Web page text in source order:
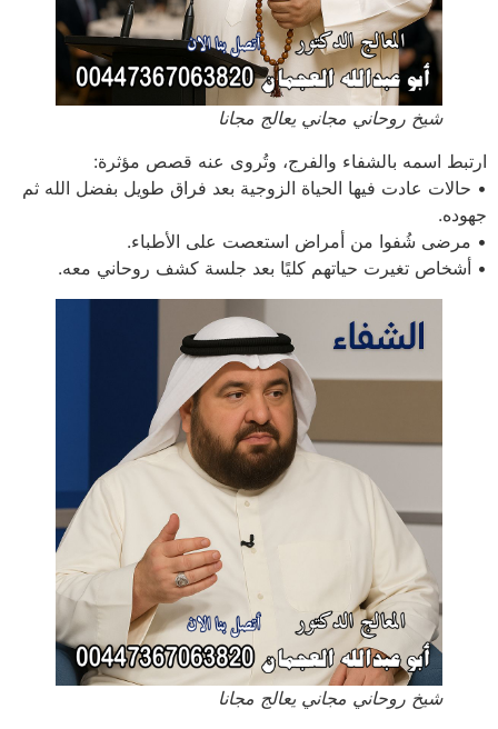
شيخ روحاني مجاني يعالج مجانا
ارتبط اسمه بالشفاء والفرج، وتُروى عنه قصص مؤثرة:
• حالات عادت فيها الحياة الزوجية بعد فراق طويل بفضل الله ثم
جهوده.
• مرضى شُفوا من أمراض استعصت على الأطباء.
• أشخاص تغيرت حياتهم كليًا بعد جلسة كشف روحاني معه.
شيخ روحاني مجاني يعالج مجانا